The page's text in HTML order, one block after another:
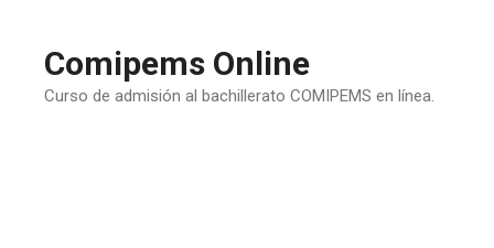
contenidoComipems Online
Curso de admisión al bachillerato COMIPEMS en línea.